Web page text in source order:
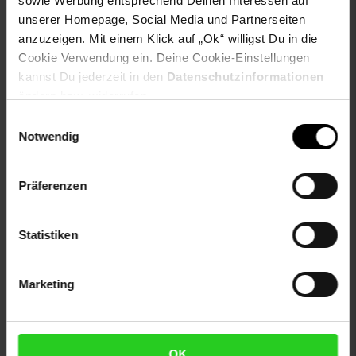
unserer Homepage, Social Media und Partnerseiten
anzuzeigen. Mit einem Klick auf „Ok“ willigst Du in die
Cookie Verwendung ein. Deine Cookie-Einstellungen
kannst Du jederzeit in den Datenschutzinformationen
Notwendig
Präferenzen
Statistiken
Marketing
Versandinformationen
Herstellerinformationen
Fußzeile
Weitere Online-Angebote
Netto Reisen Weinwelt